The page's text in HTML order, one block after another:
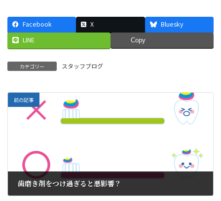
Facebook X
Bluesky
LINE
Copy
カテゴリー スタッフブログ
前の記事
歯磨き剤をつけ過ぎると悪影響？